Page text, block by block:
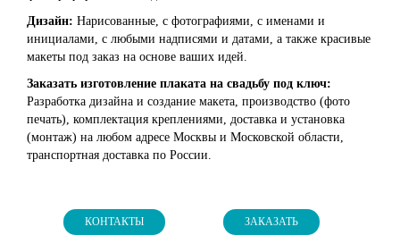
Дизайн: Нарисованные, с фотографиями, с именами и
инициалами, с любыми надписями и датами, а также красивые
макеты под заказ на основе ваших идей.
Заказать изготовление плаката на свадьбу под ключ:
Разработка дизайна и создание макета, производство (фото
печать), комплектация креплениями, доставка и установка
(монтаж) на любом адресе Москвы и Московской области,
транспортная доставка по России.
КОНТАКТЫ ЗАКАЗАТЬ